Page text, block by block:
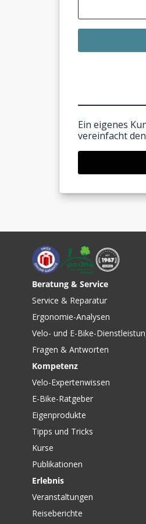
Ein eigenes
vereinfacht
Beratung & Service
Service & Reparatur
Ergonomie-Analysen
Velo- und E-Bike-
Fragen & Antworten
Kompetenz
Velo-Expertenwissen
E-Bike-Ratgeber
Eigenprodukte
Tipps und Tricks
Kurse
Publikationen
Erlebnis
Veranstaltungen
Reiseberichte